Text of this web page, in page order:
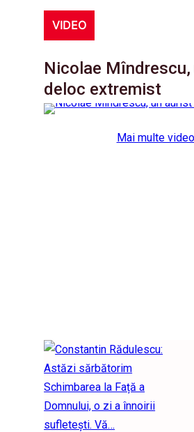
VIDEO
Nicolae
deloc extremist
Mai multe